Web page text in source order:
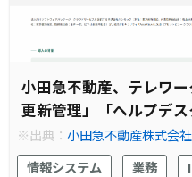
小田急不動産、テレワ
更新管理」「ヘルプデ
ティ「AssetView
※出典：小田急不動産株式会
ル・情報資産管理ソフトなら
情報システム 業務